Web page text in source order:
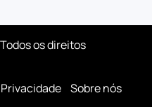
os direitos
Sobre nós